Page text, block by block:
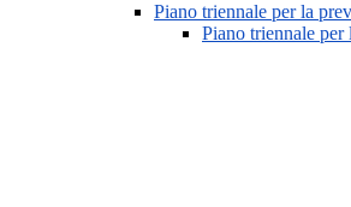
Piano triennale per la
Piano triennale